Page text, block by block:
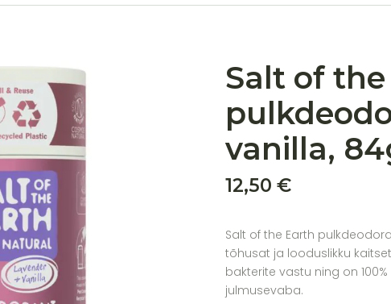
Salt of
vanilla,
12,50 €
Salt of the Earth
tõhusat ja looduslikku
bakterite vastu ning on
julmusevaba.